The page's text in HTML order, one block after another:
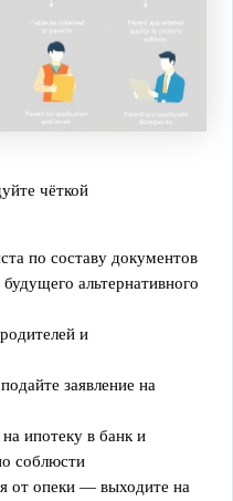
чёткой
по составу документов
альтернативного
и
заявление на
ипотеку в банк и
соблюсти
от опеки — выходите на